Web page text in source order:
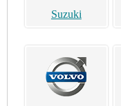
Suzuki